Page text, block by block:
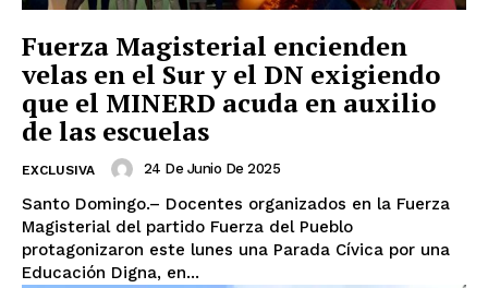
Fuerza Magisterial encienden
velas en el Sur y el DN exigiendo
que el MINERD acuda en auxilio
de las escuelas
EXCLUSIVA 24 De Junio De 2025
Santo Domingo.– Docentes organizados en la Fuerza
Magisterial del partido Fuerza del Pueblo
protagonizaron este lunes una Parada Cívica por una
Educación Digna, en...